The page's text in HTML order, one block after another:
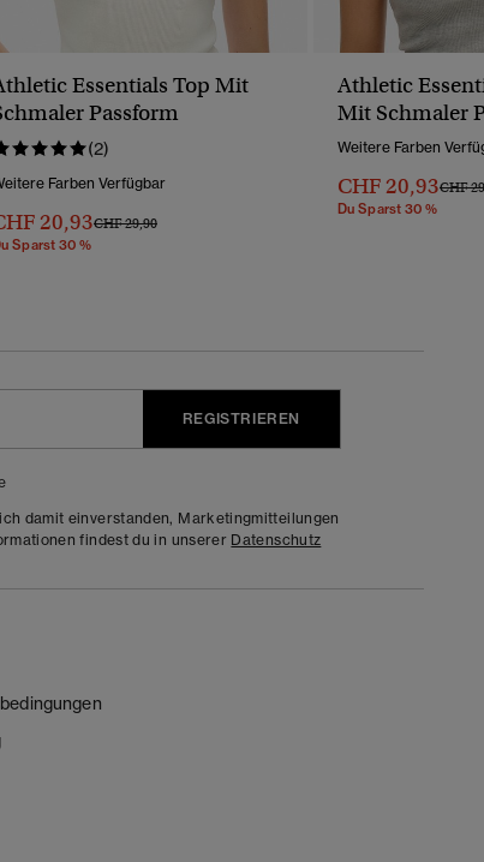
Essentials Top Mit
Passform
(2)
Farben Verfügbar
20,93Preis Wurde Reduziert Von
CHF 29,90Bis
Sparst 30 %
Athletic
Mit Schmaler
Weitere Farben
CHF 20,93Preis
CHF
Du Sparst 30 %
REGISTRIEREN
damit einverstanden, Marketingmitteilungen
findest du in unserer Datenschutz